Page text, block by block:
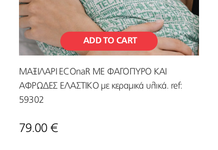
ADD TO CART
ΜΑΞΙΛΑΡΙ ECOnaR ΜΕ ΦΑΓΟΠΥΡΟ ΚΑΙ
ΑΦΡΩΔΕΣ ΕΛΑΣΤΙΚΟ με κεραμικά υλικά. ref:
59302
79.00 €